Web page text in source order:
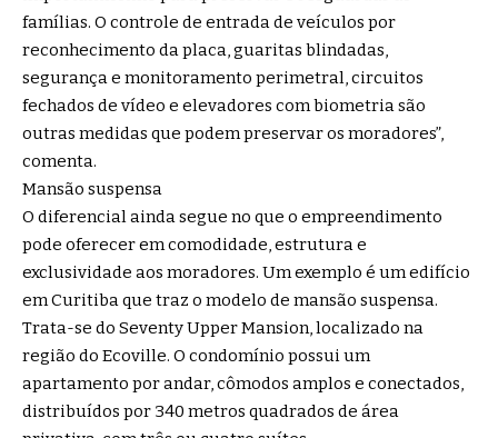
famílias. O controle de entrada de veículos por
reconhecimento da placa, guaritas blindadas,
segurança e monitoramento perimetral, circuitos
fechados de vídeo e elevadores com biometria são
outras medidas que podem preservar os moradores”,
comenta.
Mansão suspensa
O diferencial ainda segue no que o empreendimento
pode oferecer em comodidade, estrutura e
exclusividade aos moradores. Um exemplo é um edifício
em Curitiba que traz o modelo de mansão suspensa.
Trata-se do Seventy Upper Mansion, localizado na
região do Ecoville. O condomínio possui um
apartamento por andar, cômodos amplos e conectados,
distribuídos por 340 metros quadrados de área